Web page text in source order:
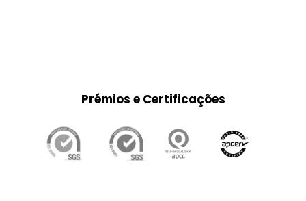
Prémios e Certificações